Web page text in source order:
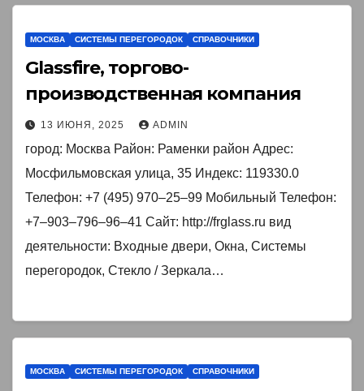
МОСКВА СИСТЕМЫ ПЕРЕГОРОДОК СПРАВОЧНИКИ
Glassfire, торгово-
производственная компания
13 ИЮНЯ, 2025 ADMIN
город: Москва Район: Раменки район Адрес:
Мосфильмовская улица, 35 Индекс: 119330.0
Телефон: +7 (495) 970‒25‒99 Мобильный Телефон:
+7‒903‒796‒96‒41 Сайт: http://frglass.ru вид
деятельности: Входные двери, Окна, Системы
перегородок, Стекло / Зеркала…
МОСКВА СИСТЕМЫ ПЕРЕГОРОДОК СПРАВОЧНИКИ